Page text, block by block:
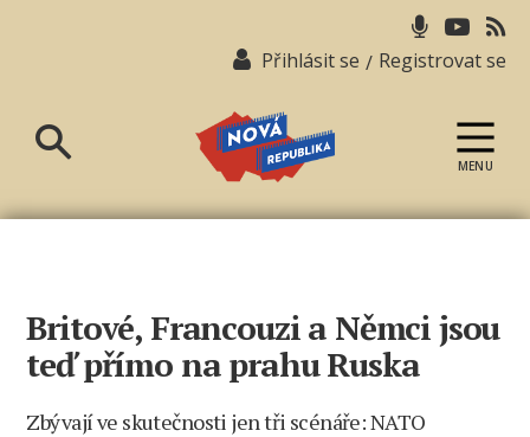
Přihlásit se / Registrovat se
republika
MENU
Britové, Francouzi a Němci jsou
teď přímo na prahu Ruska
Zbývají ve skutečnosti jen tři scénáře: NATO